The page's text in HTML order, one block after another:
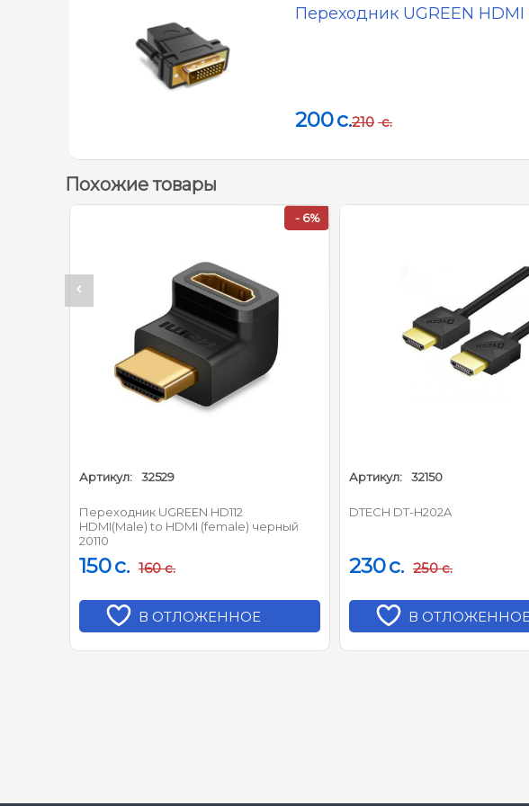
Переходник UGREEN
200c.210 c.
Похожие товары
- 6%
Артикул: 32529
Переходник UGREEN HD112
HDMI(Male) to HDMI (female) черный
20110
150c. 160 c.
В ОТЛОЖЕННОЕ
Артикул: 32150
DTECH DT-H202A
230c. 250 c.
В